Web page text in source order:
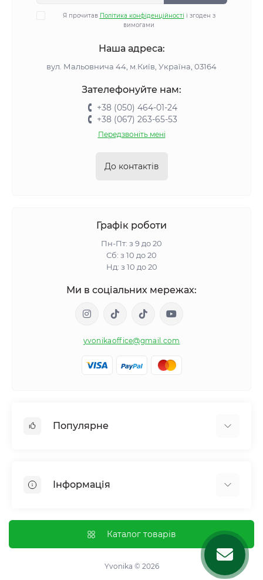
Я прочитав Політика конфіденційності і згоден з
вимогами
Наша адреса:
вул. Мальовнича 44, м.Київ, Україна, 03164
Зателефонуйте нам:
+38 (050) 464-01-24
+38 (067) 263-65-53
Передзвоніть мені
До контактів
Графік роботи
Пн-Пт: з 9 до 20
Сб: з 10 до 20
Нд: з 10 до 20
Ми в соціальних мережах:
yvonikaoffice@gmail.com
Популярне
Обмін речовин і вага
Імунна система
Гормональний баланс і обмін речовин
Інформація
Оплата і доставка
Обмін та повернення
Каталог товарів
Yvonika © 2026